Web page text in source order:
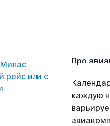
рейс или с
Про
каждую